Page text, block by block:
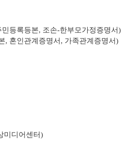
등록등본, 조손-한부모가정증명서)
, 혼인관계증명서, 가족관계증명서)
미디어센터)